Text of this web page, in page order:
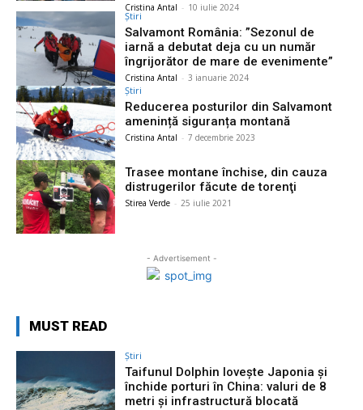
Cristina Antal - 10 iulie 2024
Știri
Salvamont România: ”Sezonul de
iarnă a debutat deja cu un număr
îngrijorător de mare de evenimente”
Cristina Antal - 3 ianuarie 2024
Știri
Reducerea posturilor din Salvamont
amenință siguranța montană
Cristina Antal - 7 decembrie 2023
Trasee montane închise, din cauza
distrugerilor făcute de torenţi
Stirea Verde - 25 iulie 2021
- Advertisement -
MUST READ
Știri
Taifunul Dolphin lovește Japonia și
închide porturi în China: valuri de 8
metri și infrastructură blocată